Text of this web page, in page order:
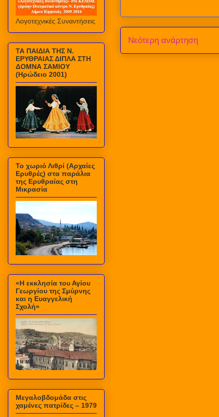
Νεότερη ανάρτηση
Λογοτεχνικές Συναντήσεις
ΤΑ ΠΑΙΔΙΑ ΤΗΣ Ν.
ΕΡΥΘΡΑΙΑΣ ΔΙΠΛΑ ΣΤΗ
ΔΟΜΝΑ ΣΑΜΙΟΥ
(Ηρώδειο 2001)
Το χωριό Λιθρί (Αρχαίες
Ερυθρές) στα παράλια
της Ερυθραίας στη
Μικρασία
«Η εκκλησία του Αγίου
Γεωργίου της Σμύρνης
και η Ευαγγελική
Σχολή»
Μεγαλοβδομάδα στις
χαμένες πατρίδες – 1979